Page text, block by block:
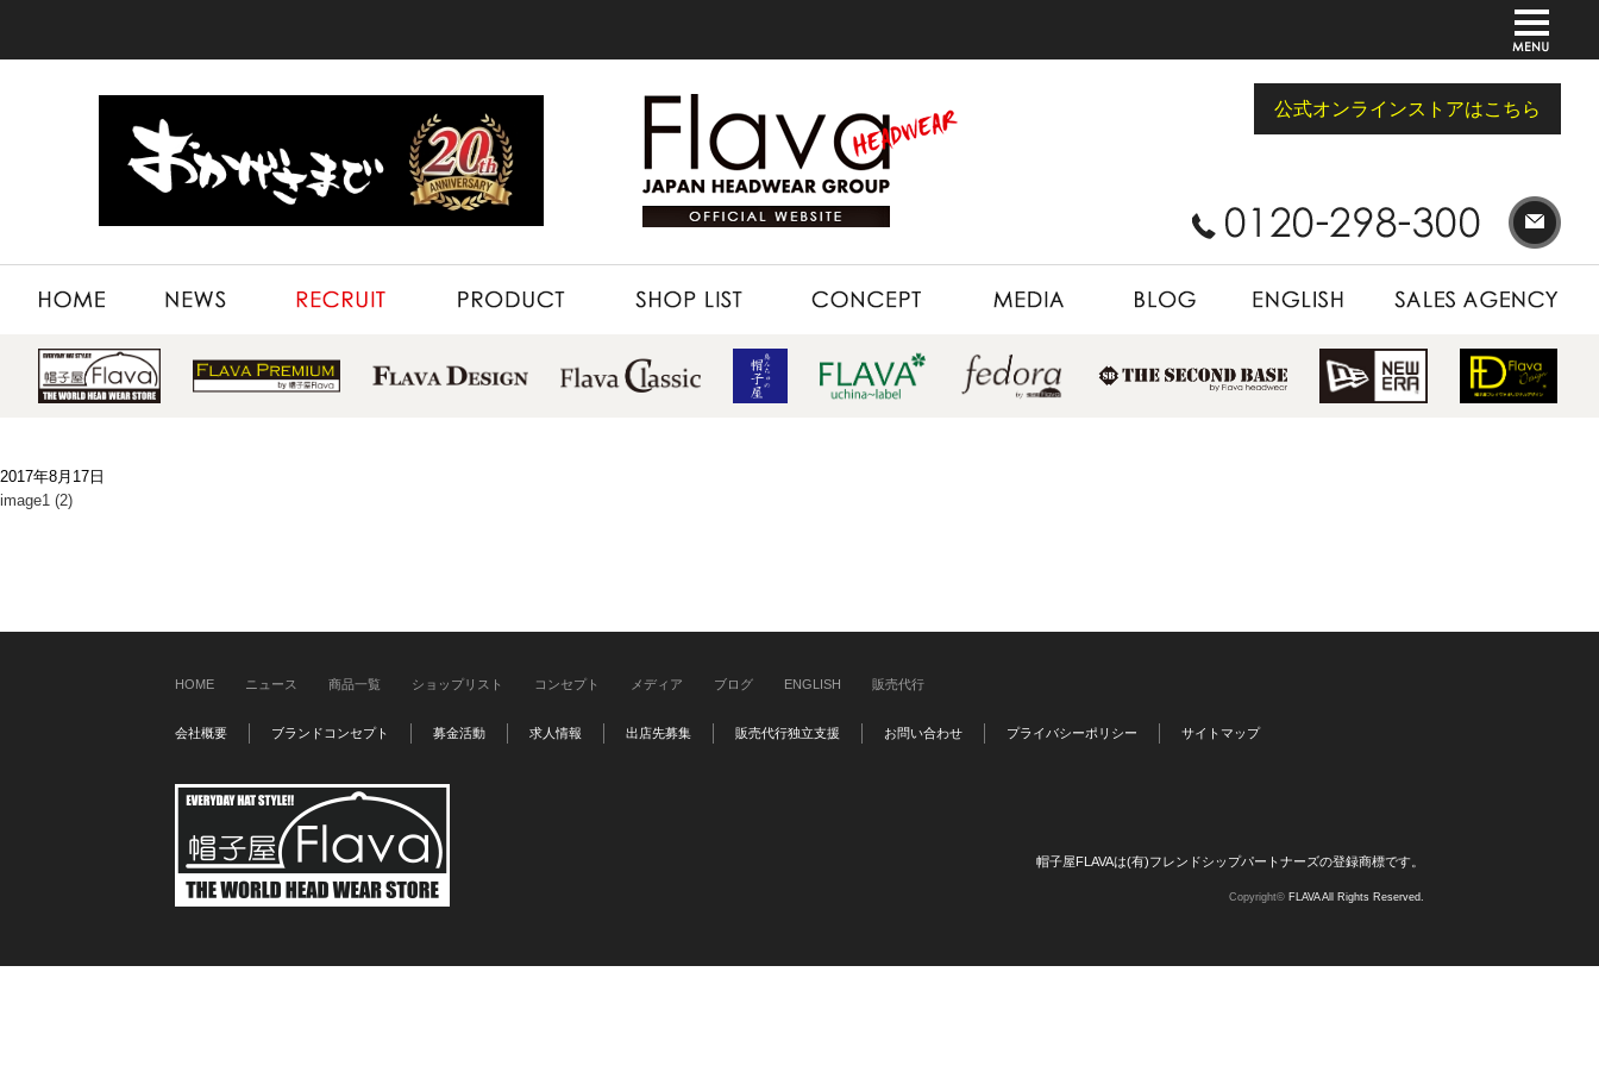
公式オンラインストアはこちら
2017年8月17日
image1 (2)
HOME ニュース 商品一覧 ショップリスト コンセプト メディア ブログ ENGLISH 販売代行
会社概要 ブランドコンセプト 募金活動 求人情報 出店先募集 販売代行独立支援 お問い合わせ プライバシーポリシー サイトマップ
帽子屋FLAVAは(有)フレンドシップパートナーズの登録商標です。
Copyright© FLAVA All Rights Reserved.